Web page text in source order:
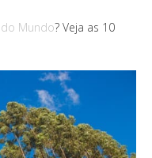
Mundo? Veja as 10